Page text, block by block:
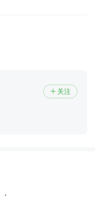
 关注